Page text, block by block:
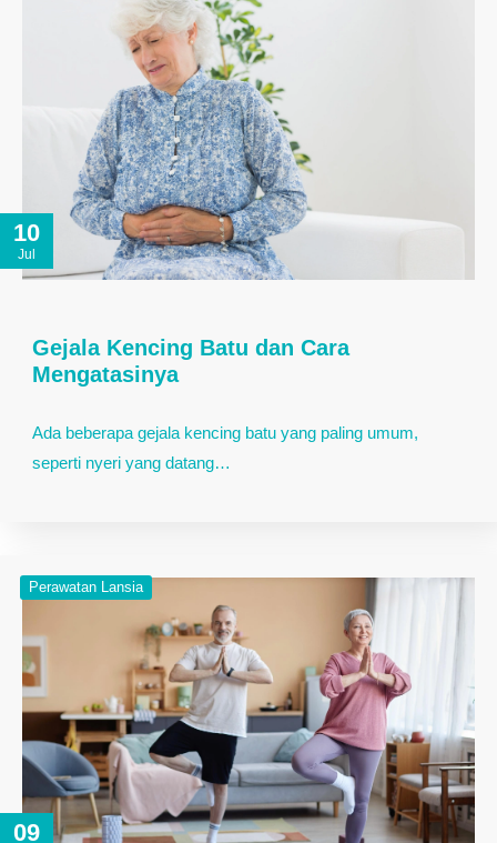
10
Jul
Gejala Kencing Batu dan Cara
Mengatasinya
Ada beberapa gejala kencing batu yang paling umum,
seperti nyeri yang datang…
09
Perawatan Lansia